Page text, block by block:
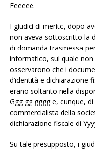
Eeeeee.
I giudici di merito, dopo
non aveva sottoscritto la
di domanda trasmessa
informatico, sul quale
osservarono che i
d’identità e dichiarazione
erano soltanto nella
Ggg gg gggg e, dunque,
commercialista della
dichiarazione fiscale di
Su tale presupposto, i